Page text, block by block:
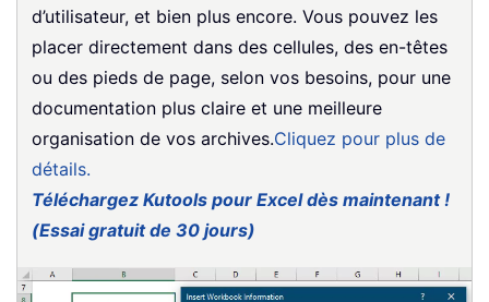
d’utilisateur, et bien plus encore. Vous pouvez les
placer directement dans des cellules, des en-têtes
ou des pieds de page, selon vos besoins, pour une
documentation plus claire et une meilleure
organisation de vos archives.Cliquez pour plus de
détails.
Téléchargez Kutools pour Excel dès maintenant !
(Essai gratuit de 30 jours)